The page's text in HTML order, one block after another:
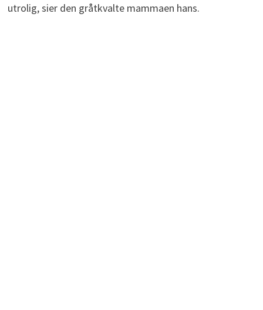
utrolig, sier den gråtkvalte mammaen hans.